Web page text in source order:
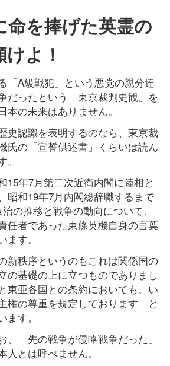
命を捧げた英霊の
よ！
「A級戦犯」という悪党の親分達
だったという「東京裁判史観」を
本の未来はありません。
史認識を表明するのなら、東京裁
氏の「宣誓供述書」くらいは読ん
15年7月第二次近衛内閣に陸相と
昭和19年7月内閣総辞職するまで
の推移と戦争の動向について、
任者であった東條英機自身の言葉
す。
新秩序というのもこれは関係国の
の基礎の上に立つものでありまし
東亜各国との条約においても、い
権の尊重を規定しております」と
す。
、「先の戦争が侵略戦争だった」
人とは呼べません。